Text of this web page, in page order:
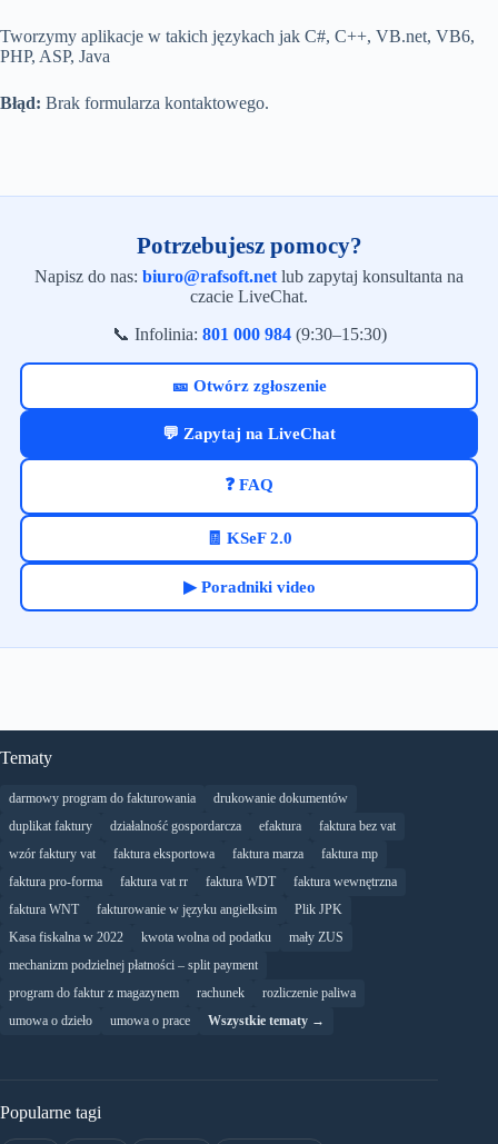
Tworzymy aplikacje w takich językach jak C#, C++, VB.net, VB6,
PHP, ASP, Java
Błąd: Brak formularza kontaktowego.
Potrzebujesz pomocy?
Napisz do nas: biuro@rafsoft.net lub zapytaj konsultanta na
czacie LiveChat.
📞 Infolinia: 801 000 984(9:30–15:30)
🎫 Otwórz zgłoszenie
💬 Zapytaj na LiveChat
❓ FAQ
🧾 KSeF 2.0
▶ Poradniki video
Tematy
darmowy program do fakturowania
drukowanie dokumentów
duplikat faktury
działalność gospordarcza efaktura
faktura bez vat
wzór faktury vat
faktura eksportowa faktura marza
faktura mp
faktura pro-forma
faktura vat rr faktura WDT
faktura wewnętrzna
faktura WNT
fakturowanie w języku angielksim
Plik JPK
Kasa fiskalna w 2022
kwota wolna od podatku
mały ZUS
mechanizm podzielnej płatności – split payment
program do faktur z magazynem
rachunek
rozliczenie paliwa
umowa o dzieło
umowa o prace Wszystkie tematy →
Popularne tagi